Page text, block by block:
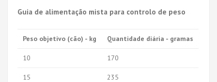
Guia de alimentação mista para controlo de peso
Peso objetivo (cão) - kg Quantidade diária - gramas
10 170
15 235